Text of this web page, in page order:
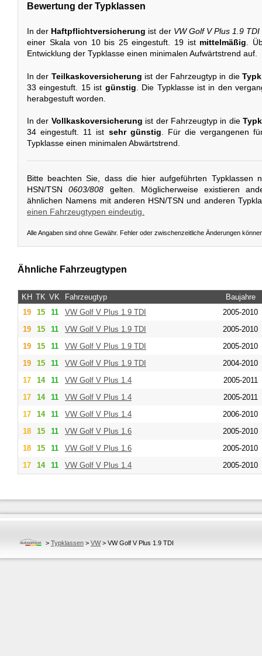
Bewertung der Typklassen
In der Haftpflichtversicherung ist der VW Golf V Plus 1.9 TDI
einer Skala von 10 bis 25 eingestuft. 19 ist mittelmäßig .
Entwicklung der Typklasse einen minimalen Aufwärtstrend auf.
In der Teilkaskoversicherung ist der Fahrzeugtyp in die
33 eingestuft. 15 ist günstig . Die Typklasse ist in den
herabgestuft worden.
In der Vollkaskoversicherung ist der Fahrzeugtyp in die
34 eingestuft. 11 ist sehr günstig. Für die vergangenen
Typklasse einen minimalen Abwärtstrend.
Bitte beachten Sie, dass die hier aufgeführten Typklassen
HSN/TSN0603/808 gelten. Möglicherweise existieren
ähnlichen Namens mit anderen HSN/TSN und anderen
einen Fahrzeugtypen eindeutig.
Alle Angaben sind ohne Gewähr. Fehler oder zwischenzeitliche Änderungen
Ähnliche Fahrzeugtypen
KH TK VK Fahrzeugtyp
Baujahre
19
15 11 VW Golf V Plus 1.9 TDI
2005-2010
19
15 11 VW Golf V Plus 1.9 TDI
2005-2010
19
15 11 VW Golf V Plus 1.9 TDI
2005-2010
19
15 11 VW Golf V Plus 1.9 TDI
2004-2010
17
14 11 VW Golf V Plus 1.4
2005-2011
17
14 11 VW Golf V Plus 1.4
2005-2011
17
14 11 VW Golf V Plus 1.4
2006-2010
18
15 11 VW Golf V Plus 1.6
2005-2010
18
15 11 VW Golf V Plus 1.6
2005-2010
17
14 11 VW Golf V Plus 1.4 2005-2010
> Typklassen > VW> VW Golf V Plus 1.9 TDI